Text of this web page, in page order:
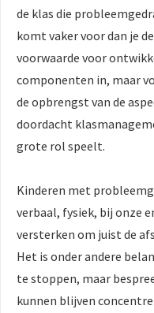
de klas die
komt vaker voor dan je
voorwaarde voor
componenten in, maar
de opbrengst van de
doordacht
grote rol speelt.
Kinderen met
verbaal, fysiek, bij onze
versterken om juist de
Het is onder andere
te stoppen, maar
kunnen blijven